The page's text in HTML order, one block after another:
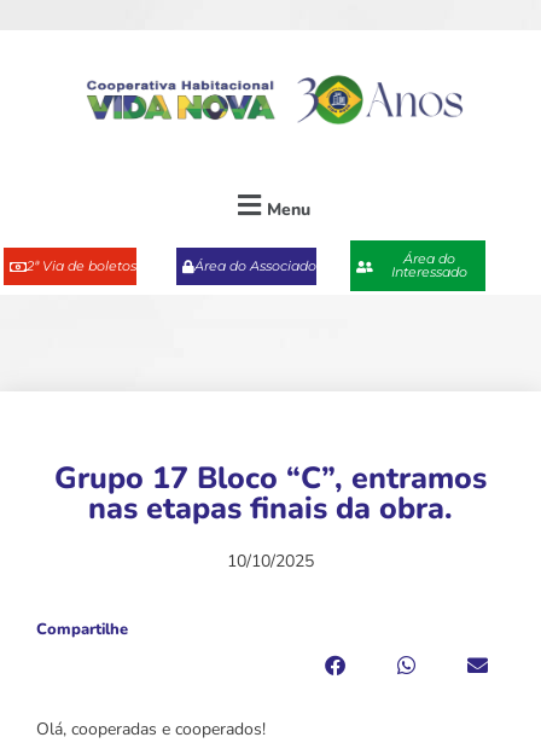
Menu
2ª Via de boletos Área do Associado Área do
Interessado
Grupo 17 Bloco “C”, entramos
nas etapas finais da obra.
10/10/2025
Compartilhe
Olá, cooperadas e cooperados!